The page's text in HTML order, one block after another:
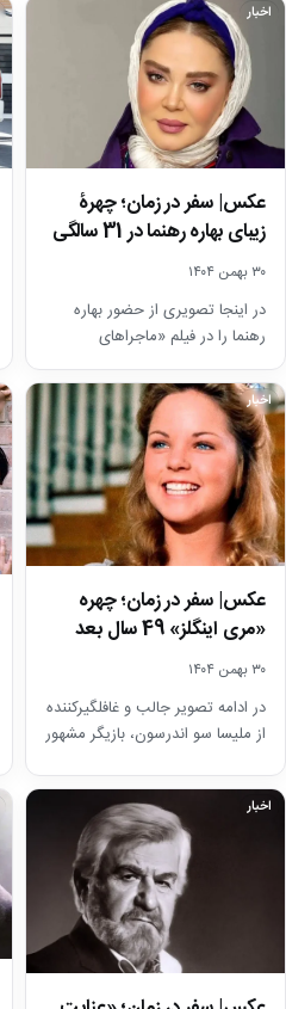
اخبار
عکس| سفر در زمان؛ چهرۀ
زیبای بهاره رهنما در 31 سالگی
/…
۳۰ بهمن ۱۴۰۴
در اینجا تصویری از حضور بهاره
رهنما را در فیلم «ماجراهای
اینترنتی» محصول سال 1383
ملاحظه می‌کنید.
اخبار
عکس| سفر در زمان؛ چهره
«مری اینگلز» 49 سال بعد
سریال «خانۀ…۳۰ بهمن ۱۴۰۴
در ادامه تصویر جالب و غافلگیرکننده
از ملیسا سو اندرسون، بازیگر مشهور
اخبار